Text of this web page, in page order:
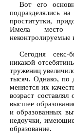
Вот его
подразделялись
проститутки,
Имела место
неконтролируемые
Сегодня секс-
никакой
тружениц
тысяч. Однако, по
меняется их
возраст
высшее
и образованных
недоучки,
образование.